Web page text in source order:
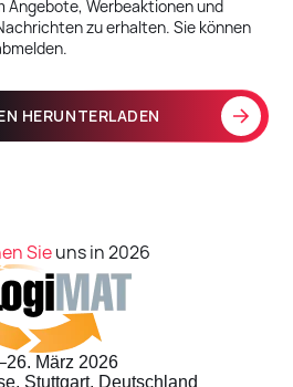
Angebote, Werbeaktionen und
zu erhalten. Sie können
Sieuns in 2026
März 2026
Stuttgart, Deutschland